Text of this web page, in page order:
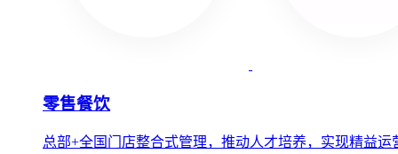
零售餐饮
总部+全国门店整合式管理，推动人才培养，实现精益运